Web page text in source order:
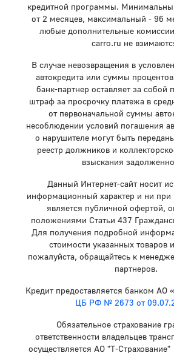
кредитной программы.
от 2 месяцев, максимальный - 96
любые дополнительные
carro.ru не
В случае невозвращения в
автокредита или суммы
банк-партнер оставляет за собой
штраф за просрочку платежа в
от первоначальной суммы
несоблюдении условий погашения
о нарушителе могут быть
реестр должников и
взыскания
Данный Интернет-сайт носит
информационный характер и ни при
является публичной офертой,
положениями Статьи 437
Для получения подробной
стоимости указанных товаров
пожалуйста, обращайтесь к
партнеров.
Кредит предоставляется банком АО
ЦБ РФ № 2673 от
Обязательное страхование
ответственности владельцев
осуществляется АО "Т-Страхование"